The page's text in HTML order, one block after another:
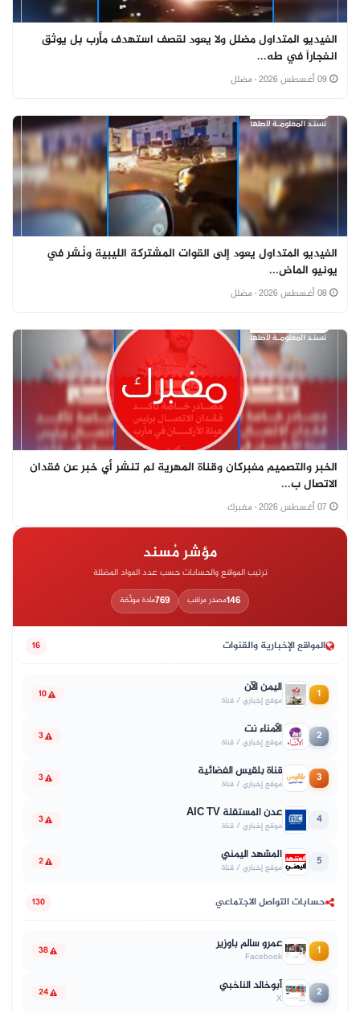
الفيديو المتداول مضلل ولا يعود لقصف استهدف مأرب بل يوثق
انفجاراً في طه...
· مضلل
الفيديو المتداول يعود إلى القوات المشتركة الليبية ونُشر في
يونيو الماض...
· مضلل
الخبر والتصميم مفبركان وقناة المهرية لم تنشر أي خبر عن فقدان
الاتصال ب...
· مفبرك
مؤشر مُسند
ترتيب المواقع والحسابات حسب عدد المواد المضللة
146مصدر مراقب 769مادة موثّقة
المواقع الإخبارية والقنوات 16
1 اليمن الآن
موقع إخباري / قناة 10
2 الأمناء نت
موقع إخباري / قناة 3
3 قناة بلقيس الفضائية
موقع إخباري / قناة 3
4 عدن المستقلة AIC TV
موقع إخباري / قناة 3
5 المشهد اليمني
موقع إخباري / قناة 2
حسابات التواصل الاجتماعي 130
1 عمرو سالم باوزير
Facebook
38
2 أبوخالد الناخبي
X
24